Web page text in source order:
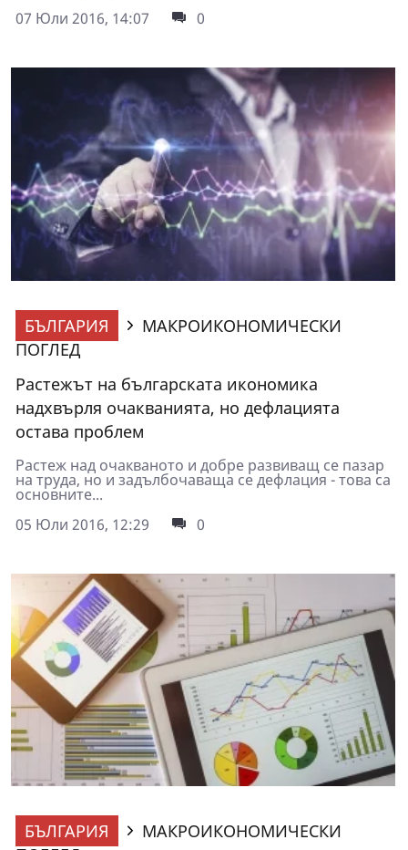
07 Юли 2016, 14:07
0
БЪЛГАРИЯ
МАКРОИКОНОМИЧЕСКИ
ПОГЛЕД
Растежът на българската икономика
надхвърля очакванията, но дефлацията
остава проблем
Растеж над очакваното и добре развиващ се пазар
на труда, но и задълбочаваща се дефлация - това са
основните...
05 Юли 2016, 12:29
0
БЪЛГАРИЯ
МАКРОИКОНОМИЧЕСКИ